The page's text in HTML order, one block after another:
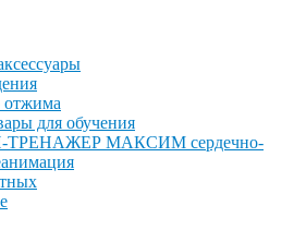
отжима
для обучения
МАКСИМ сердечно-